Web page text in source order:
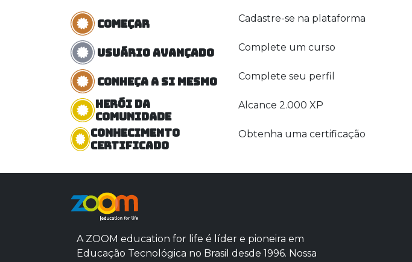
Começar Cadastre-se na plataforma
Usuário avançado Complete um curso
Conheça a si mesmo Complete seu perfil
Herói da
comunidade
Alcance 2.000 XP
Conhecimento
certificado
Obtenha uma certificação
A ZOOM education for life é líder e pioneira em
Educação Tecnológica no Brasil desde 1996. Nossa